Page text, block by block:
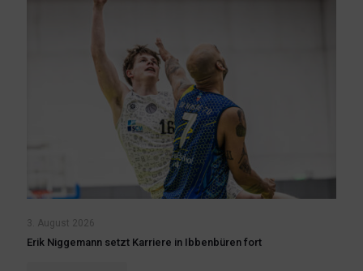
3. August 2026
Erik Niggemann setzt Karriere in Ibbenbüren fort